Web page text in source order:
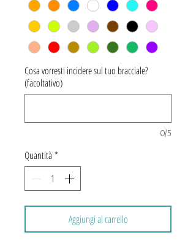
Cosa vorresti incidere sul tuo bracciale?
(facoltativo)
0/5
Quantità *
Aggiungi al carrello